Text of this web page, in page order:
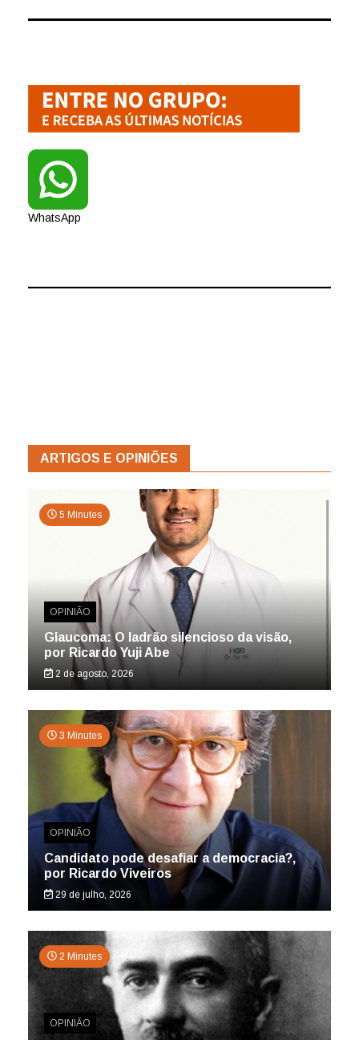
WhatsApp
ARTIGOS E OPINIÕES
5 Minutes
OPINIÃO
Glaucoma: O ladrão silencioso da visão,
por Ricardo Yuji Abe
2 de agosto, 2026
3 Minutes
OPINIÃO
Candidato pode desafiar a democracia?,
por Ricardo Viveiros
29 de julho, 2026
2 Minutes
OPINIÃO